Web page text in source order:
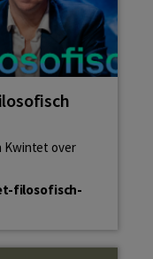
Kwintet over
filosofisch-